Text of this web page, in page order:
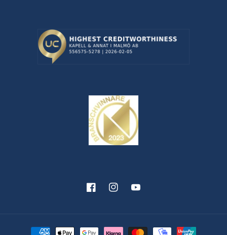
FacebookInstagramYouTube
Betalningsmetoder